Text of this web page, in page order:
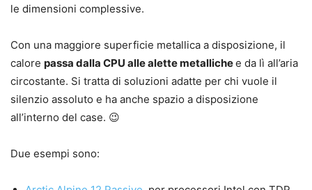
le dimensioni complessive.
Con una maggiore superficie metallica a disposizione, il
calore passa dalla CPU alle alette metallichee da lì all’aria
circostante. Si tratta di soluzioni adatte per chi vuole il
silenzio assoluto e ha anche spazio a disposizione
all’interno del case. 😉
Due esempi sono: